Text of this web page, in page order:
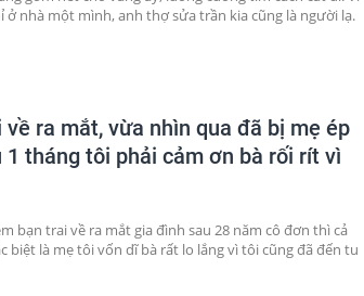
ở nhà một mình, anh thợ sửa trần kia cũng là người lạ.
ra mắt, vừa nhìn qua đã bị mẹ ép
1 tháng tôi phải cảm ơn bà rối rít vì
bạn trai về ra mắt gia đình sau 28 năm cô đơn thì cả
biệt là mẹ tôi vốn dĩ bà rất lo lắng vì tôi cũng đã đến tu